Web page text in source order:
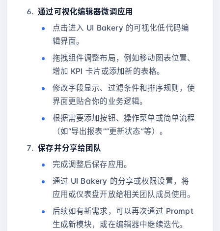
通过可视化编辑器微调应用
点击进入 UI Bakery 的可视化低代码编
辑界面。
拖拽组件调整布局，例如移动图表位置、
增加 KPI 卡片或添加新的表格。
修改字段显示、过滤条件和排序规则，使
界面更贴合你的业务逻辑。
根据需要添加按钮、操作菜单或简单流程
（如“导出报表”“更新状态”等）。
保存并分享给团队
完成调整后保存应用。
通过 UI Bakery 的分享或权限设置，将
应用或仪表盘开放给相关团队成员使用。
后续如有新需求，可以再次通过 Prompt
生成新模块，或在编辑器中继续迭代。